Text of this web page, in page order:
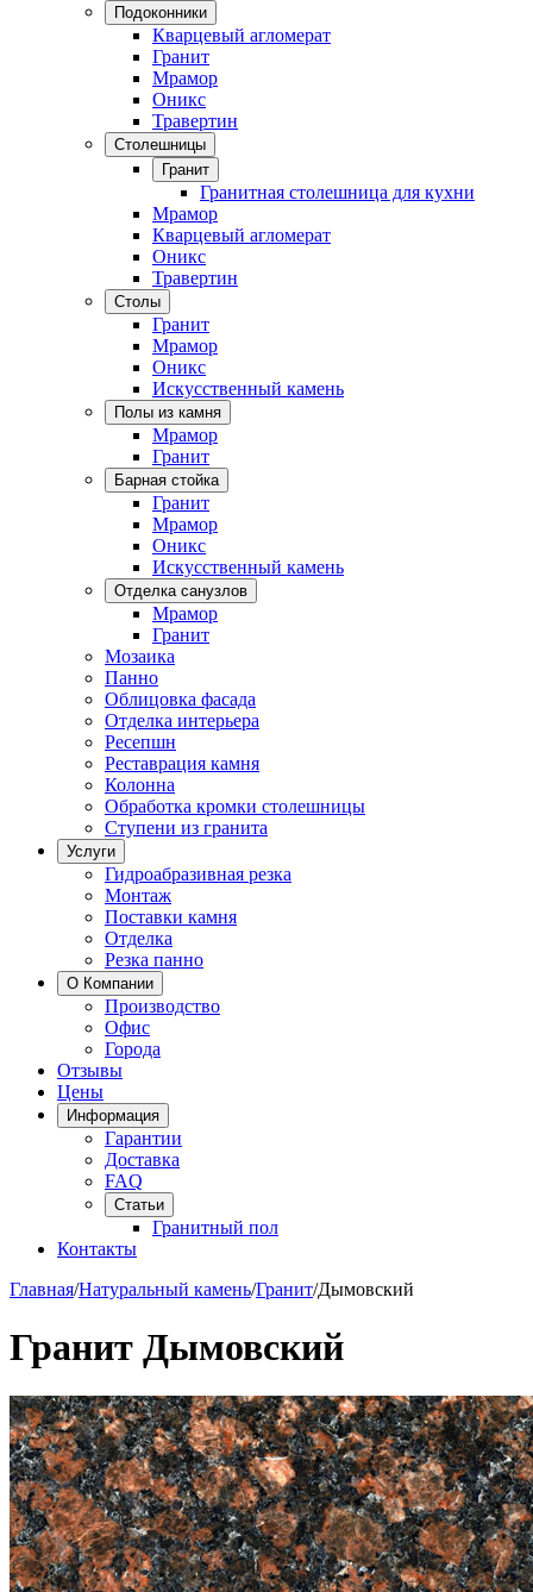
Подоконники
Кварцевый агломерат
Гранит
Мрамор
Оникс
Травертин
Столешницы
Гранит
Гранитная столешница для кухни
Мрамор
Кварцевый агломерат
Оникс
Травертин
Столы
Гранит
Мрамор
Оникс
Искусственный камень
Полы из камня
Мрамор
Гранит
Барная стойка
Гранит
Мрамор
Оникс
Искусственный камень
Отделка санузлов
Мрамор
Гранит
Мозаика
Панно
Облицовка фасада
Отделка интерьера
Ресепшн
Реставрация камня
Колонна
Обработка кромки столешницы
Ступени из гранита
Услуги
Гидроабразивная резка
Монтаж
Поставки камня
Отделка
Резка панно
О Компании
Производство
Офис
Города
Отзывы
Цены
Информация
Гарантии
Доставка
FAQ
Статьи
Гранитный пол
Контакты
Главная/Натуральный камень/Гранит/Дымовский
Гранит Дымовский